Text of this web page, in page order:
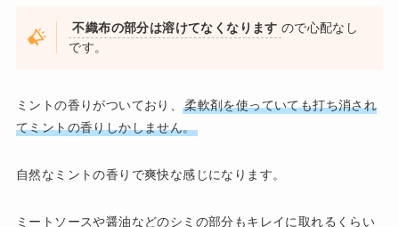
不織布の部分は溶けてなくなります ので心配なし
です。
ミントの香りがついており、柔軟剤を使っていても打ち消され
てミントの香りしかしません。
自然なミントの香りで爽快な感じになります。
ミートソースや醤油などのシミの部分もキレイに取れるくらい